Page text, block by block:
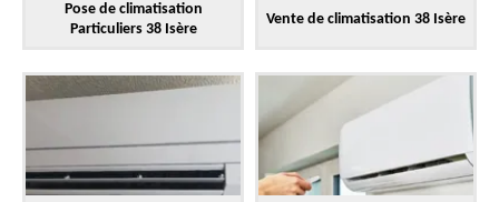
Pose de climatisation
Particuliers 38 Isère
Vente de climatisation 38 Isère